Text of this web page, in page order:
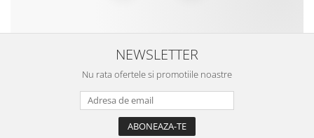
NEWSLETTER
Nu rata ofertele si promotiile noastre